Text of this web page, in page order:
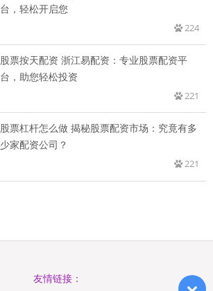
台，轻松开启您
224
股票按天配资 浙江易配资：专业股票配资平
台，助您轻松投资
221
股票杠杆怎么做 揭秘股票配资市场：究竟有多
少家配资公司？
221
友情链接：